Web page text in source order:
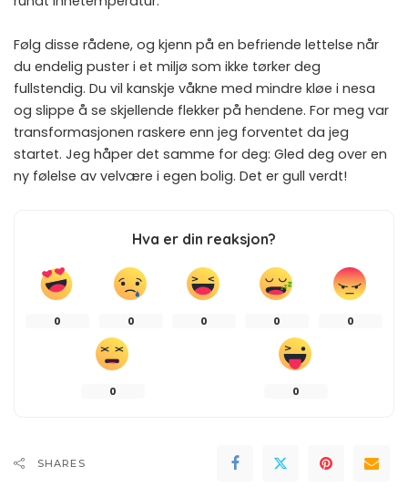
Følg disse rådene, og kjenn på en befriende lettelse når
du endelig puster i et miljø som ikke tørker deg
fullstendig. Du vil kanskje våkne med mindre kløe i nesa
og slippe å se skjellende flekker på hendene. For meg var
transformasjonen raskere enn jeg forventet da jeg
startet. Jeg håper det samme for deg: Gled deg over en
ny følelse av velvære i egen bolig. Det er gull verdt!
Hva er din reaksjon?
0 0 0 0 0
0 0
SHARES